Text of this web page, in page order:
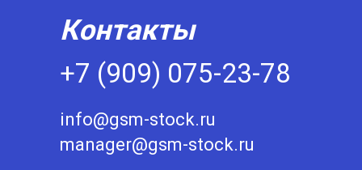
Контакты
info@gsm-stock.ru
manager@gsm-stock.ru
+7 (909) 075-23-78